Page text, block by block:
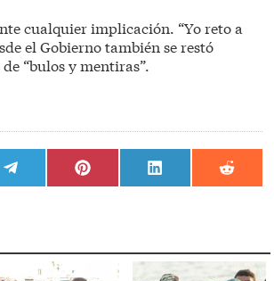
cualquier implicación. “Yo reto a
el Gobierno también se restó
“bulos y mentiras”.
Compartir
en
Compartir
en
Compartir
en
Compartir
en